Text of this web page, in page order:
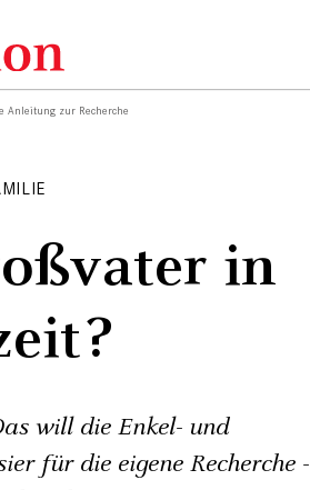
Anleitung zur Recherche
in
will die Enkel- und
für die eigene Recherche -